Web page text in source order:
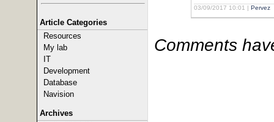
Article Categories
Resources
My lab
IT
Development
Database
Navision
Archives
03/09/2017 10:01 | Pervez
Comments